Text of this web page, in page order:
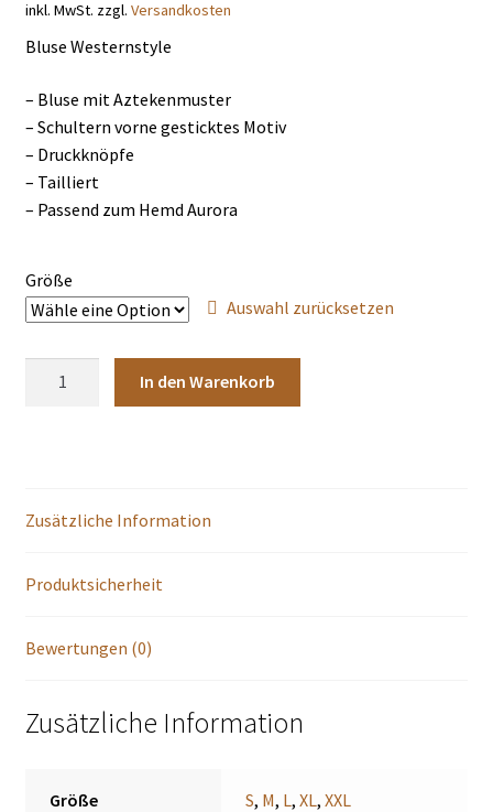
DE
EN
inkl. MwSt. zzgl. Versandkosten
Bluse Westernstyle
– Bluse mit Aztekenmuster
– Schultern vorne gesticktes Motiv
– Druckknöpfe
– Tailliert
– Passend zum Hemd Aurora
Größe
Auswahl zurücksetzen
In den Warenkorb
Zusätzliche Information
Produktsicherheit
Bewertungen (0)
Zusätzliche Information
Größe S, M, L,XL,XXL